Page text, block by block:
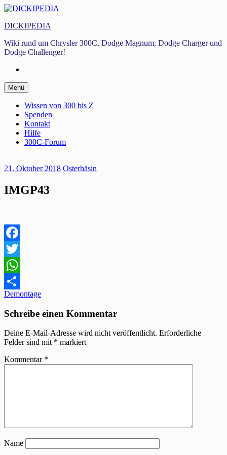
Zum
springen
DICKIPEDIA
Wiki rund um Chrysler 300C, Dodge Magnum, Dodge Charger und
Dodge Challenger!
Menü Zum
Inhalt
springen
Wissen von 300 bis Z
Spenden
Kontakt
Hilfe
300C-Forum
21. Oktober 2018 Osterhäsin
IMGP43
Facebook
Twitter
WhatsApp
Teilen
Beitragsnavigation
Demontage
Schreibe einen Kommentar
Deine E-Mail-Adresse wird nicht veröffentlicht. Erforderliche
Felder sind mit * markiert
Kommentar *
Name